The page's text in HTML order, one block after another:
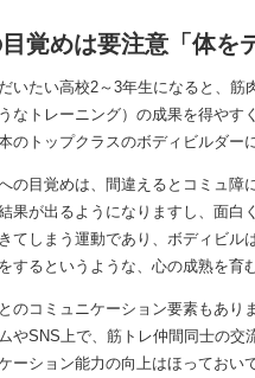
覚めは要注意「体を
いたい高校2～3年生になると、筋
なトレーニング）の成果を得や
のトップクラスのボディビルダー
の目覚めは、間違えるとコミュ障
果が出るようになりますし、面
てしまう運動であり、ボディビ
するというような、心の成熟を育
のコミュニケーション要素もあり
やSNS上で、筋トレ仲間同士の
ーション能力の向上はほっておい